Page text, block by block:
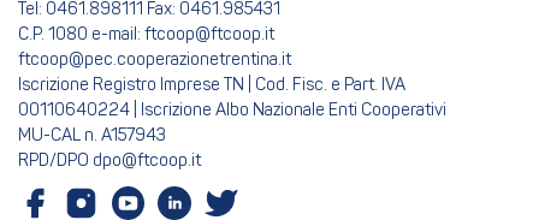
Tel: 0461.898111 Fax: 0461.985431
C.P. 1080 e-mail: ftcoop@ftcoop.it
ftcoop@pec.cooperazionetrentina.it
Iscrizione Registro Imprese TN | Cod. Fisc. e Part. IVA
00110640224 | Iscrizione Albo Nazionale Enti Cooperativi
MU-CAL n. A157943
RPD/DPO dpo@ftcoop.it